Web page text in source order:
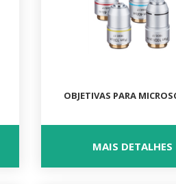
OBJETIVAS PARA
MAIS DETALHES